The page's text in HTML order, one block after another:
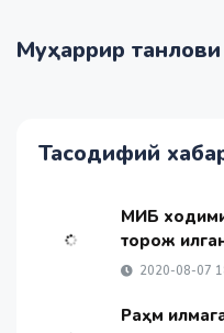
Муҳаррир танлови
Тасодифий
МИБ ходими
торож
2020-08-07
Раҳм